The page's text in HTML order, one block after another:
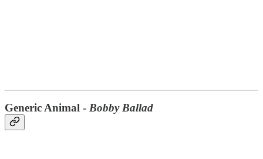
Generic Animal - Bobby Ballad